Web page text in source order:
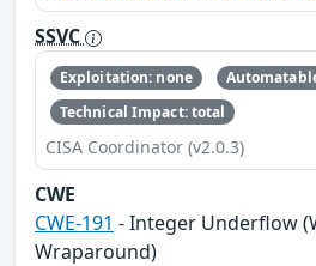
SSVC
Exploitation: none
Technical Impact: total
CISA Coordinator (v2.0.3)
CWE
CWE-191 - Integer Underflow
Wraparound)